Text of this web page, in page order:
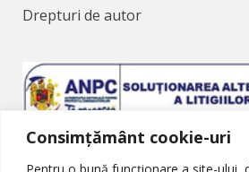
Consimțământ cookie-uri
Pentru o bună funcționare a site-ului,
Drepturi de autor
Soluționarea Alternativă a